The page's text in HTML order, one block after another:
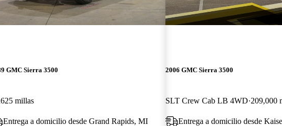
GMC Sierra 3500
millas
Entrega a domicilio desde Grand Rapids, MI
2006 GMC Sierra 3500
SLT Crew Cab LB 4WD 209,000
Entrega a domicilio desde